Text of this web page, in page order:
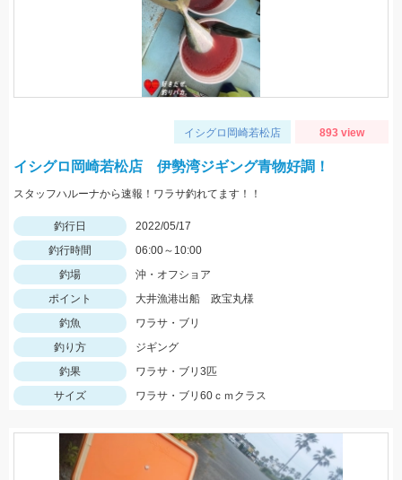
イシグロ岡崎若松店 893 view
イシグロ岡崎若松店 伊勢湾ジギング青物好調！
スタッフハルーナから速報！ワラサ釣れてます！！
釣行日
2022/05/17
釣行時間
06:00～10:00
釣場
沖・オフショア
ポイント
大井漁港出船 政宝丸様
釣魚
ワラサ・ブリ
釣り方
ジギング
釣果
ワラサ・ブリ3匹
サイズ
ワラサ・ブリ60ｃｍクラス